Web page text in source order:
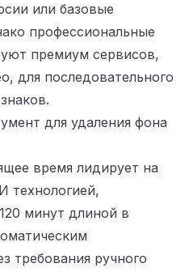
или базовые
профессиональные
премиум сервисов,
для последовательного
для удаления фона
время лидирует на
технологией,
минут длиной в
требования ручного